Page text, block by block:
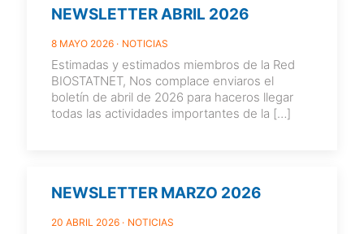
NEWSLETTER ABRIL 2026
8 MAYO 2026 NOTICIAS
Estimadas y estimados miembros de la Red
BIOSTATNET, Nos complace enviaros el
boletín de abril de 2026 para haceros llegar
todas las actividades importantes de la […]
NEWSLETTER MARZO 2026
20 ABRIL 2026 NOTICIAS